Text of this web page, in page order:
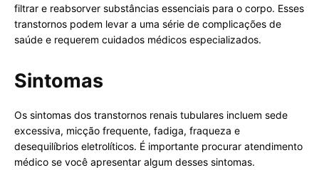
filtrar e reabsorver substâncias essenciais para o corpo. Esses
transtornos podem levar a uma série de complicações de
saúde e requerem cuidados médicos especializados.
Sintomas
Os sintomas dos transtornos renais tubulares incluem sede
excessiva, micção frequente, fadiga, fraqueza e
desequilíbrios eletrolíticos. É importante procurar atendimento
médico se você apresentar algum desses sintomas.